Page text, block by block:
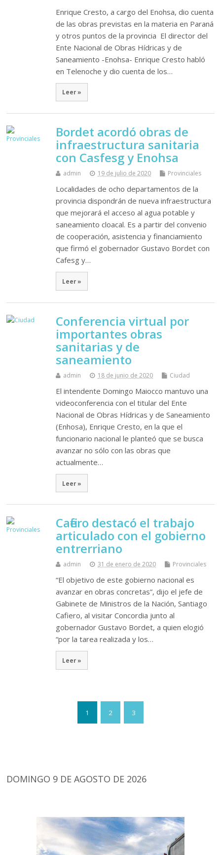
Enrique Cresto, a cargo del Enohsa, dio cuenta
de las obras previstas en la materia en Paraná
y otros puntos de la provincia El director del
Ente Nacional de Obras Hídricas y de
Saneamiento -Enohsa- Enrique Cresto habló
en Telenoche y dio cuenta de los…
Leer »
Bordet acordó obras de
infraestructura sanitaria
con Casfesg y Enohsa
admin 19 de julio de 2020 Provinciales
Localidades de ocho departamentos de la
provincia dispondrán de nueva infraestructura
que mejorará el acceso al agua potable y
saneamiento cloacal. Es a partir del convenio
de cooperación, asistencia y financiamiento
que firmó el gobernador Gustavo Bordet con
Cafesg y…
Leer »
Conferencia virtual por
importantes obras
sanitarias y de
saneamiento
admin 18 de junio de 2020 Ciudad
El intendente Domingo Maiocco mantuvo una
videoconferencia con el titular del Ente
Nacional de Obras Hídricas y de Saneamiento
(Enhosa), Enrique Cresto, en la que el
funcionario nacional le planteó que se busca
avanzar no sólo con las obras que
actualmente…
Leer »
Cafiero destacó el trabajo
articulado con el gobierno
entrerriano
admin 31 de enero de 2020 Provinciales
“El objetivo de este gobierno nacional es
avanzar en obras concretas”, dijo el jefe de
Gabinete de Ministros de la Nación, Santiago
Cafiero, al visitar Concordia junto al
gobernador Gustavo Bordet, a quien elogió
“por la tarea realizada y los…
Leer »
1 2 3
DOMINGO 9 DE AGOSTO DE 2026